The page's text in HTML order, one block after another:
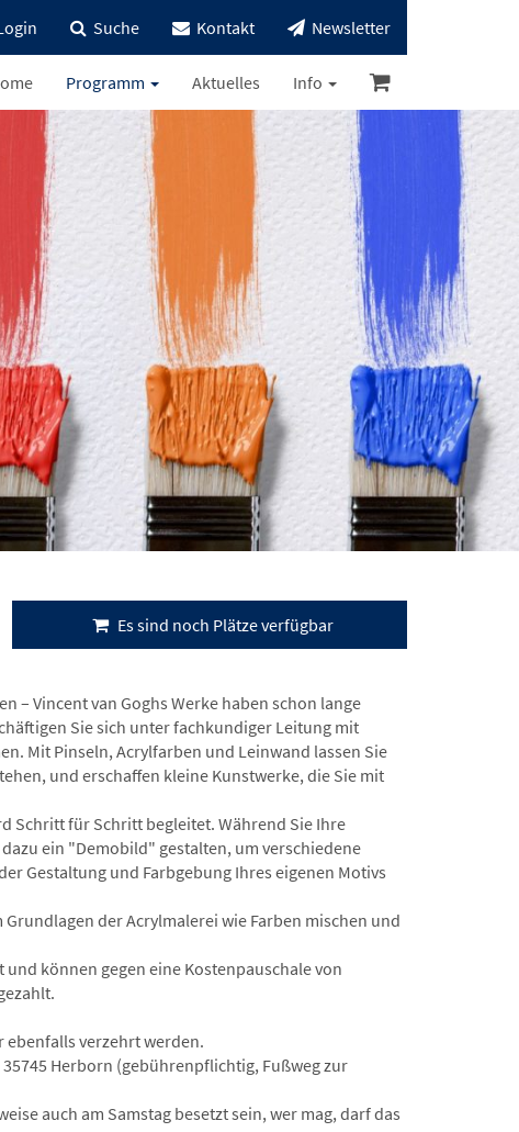
Suche Kontakt Newsletter
Programm Aktuelles Info
Es sind noch Plätze verfügbar
– Vincent van Goghs Werke haben schon lange
Sie sich unter fachkundiger Leitung mit
Mit Pinseln, Acrylfarben und Leinwand lassen Sie
und erschaffen kleine Kunstwerke, die Sie mit
Schritt für Schritt begleitet. Während Sie Ihre
ein "Demobild" gestalten, um verschiedene
Gestaltung und Farbgebung Ihres eigenen Motivs
der Acrylmalerei wie Farben mischen und
können gegen eine Kostenpauschale von
ebenfalls verzehrt werden.
Herborn (gebührenpflichtig, Fußweg zur
auch am Samstag besetzt sein, wer mag, darf das